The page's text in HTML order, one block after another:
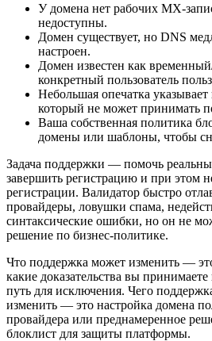
У домена нет рабочих MX-
недоступны.
Домен существует, но DNS
настроен.
Домен известен как
конкретный пользователь
Небольшая опечатка
который не может принимать
Ваша собственная политика
домены или шаблоны, чтобы
Задача поддержки — помочь
завершить регистрацию и при этом
регистрации. Валидатор быстро
провайдеры, ловушки спама,
синтаксические ошибки, но он не
решение по бизнес-политике.
Что поддержка может изменить —
какие доказательства вы
путь для исключения. Чего
изменить — это настройка домена
провайдера или преднамеренное
блоклист для защиты платформы.